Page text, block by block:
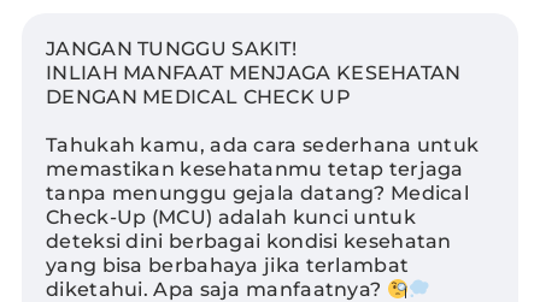
JANGAN TUNGGU SAKIT!
INLIAH MANFAAT MENJAGA KESEHATAN
DENGAN MEDICAL CHECK UP
Tahukah kamu, ada cara sederhana untuk
memastikan kesehatanmu tetap terjaga
tanpa menunggu gejala datang? Medical
Check-Up (MCU) adalah kunci untuk
deteksi dini berbagai kondisi kesehatan
yang bisa berbahaya jika terlambat
diketahui. Apa saja manfaatnya?